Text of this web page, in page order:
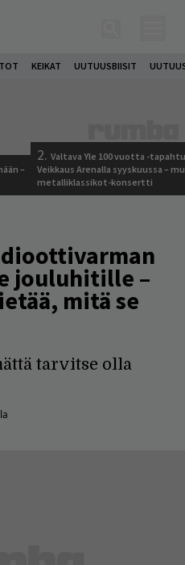
KEIKAT UUTUUSBIISIT
–
2. Valtava Yle 100 vuotta -
Veikkaus Arenalla syyskuussa –
metalliklassikot-konsertti
jouluhitille –
mitä se
tarvitse olla